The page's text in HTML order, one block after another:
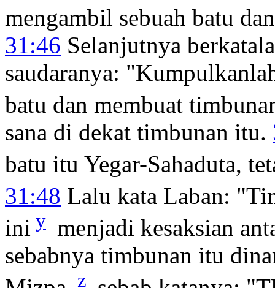
mengambil sebuah batu
31:46 Selanjutnya
saudaranya:
batu dan membuat
sana di dekat timbunan itu.
batu itu Yegar-Sahaduta,
31:48 Lalu kata Laban:
ini y menjadi kesaksian
sebabnya timbunan itu
z